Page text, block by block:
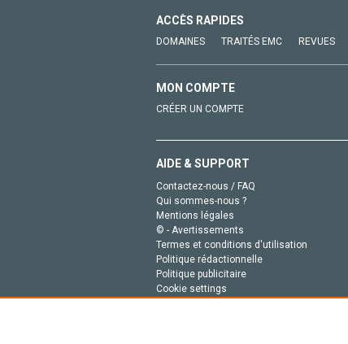
ACCÈS RAPIDES
DOMAINES TRAITÉS EMC REVUES
MON COMPTE
CRÉER UN COMPTE
AIDE & SUPPORT
Contactez-nous / FAQ
Qui sommes-nous ?
Mentions légales
© - Avertissements
Termes et conditions d'utilisation
Politique rédactionnelle
Politique publicitaire
Cookie settings